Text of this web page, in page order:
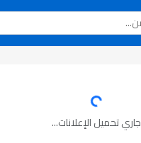
جاري تحميل الإعلانات...